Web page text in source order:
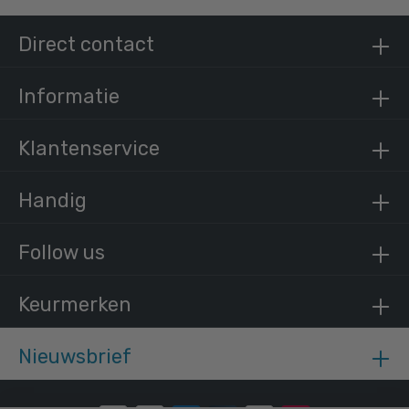
Steigerbuis staal 48,3 mm
€ 15,13 incl. BTW
Nieuwsbrief
Follow us
Keurmerken
Direct contact
Informatie
Klantenservice
Handig